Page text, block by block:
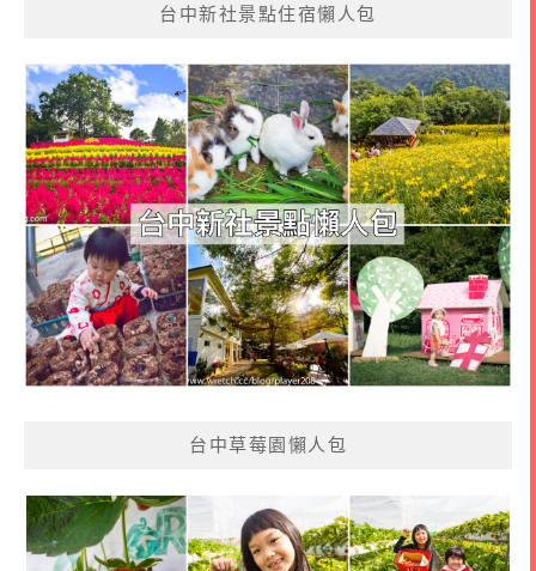
台中新社景點住宿懶人包
台中草莓園懶人包